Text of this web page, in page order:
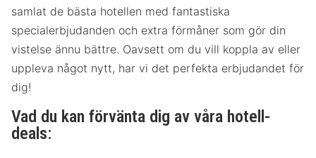
samlat de bästa hotellen med fantastiska
specialerbjudanden och extra förmåner som gör din
vistelse ännu bättre. Oavsett om du vill koppla av eller
uppleva något nytt, har vi det perfekta erbjudandet för
dig!
Vad du kan förvänta dig av våra hotell-
deals: